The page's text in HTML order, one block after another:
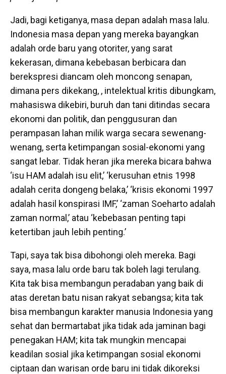
Jadi, bagi ketiganya, masa depan adalah masa lalu.
Indonesia masa depan yang mereka bayangkan
adalah orde baru yang otoriter, yang sarat
kekerasan, dimana kebebasan berbicara dan
berekspresi diancam oleh moncong senapan,
dimana pers dikekang, , intelektual kritis dibungkam,
mahasiswa dikebiri, buruh dan tani ditindas secara
ekonomi dan politik, dan penggusuran dan
perampasan lahan milik warga secara sewenang-
wenang, serta ketimpangan sosial-ekonomi yang
sangat lebar. Tidak heran jika mereka bicara bahwa
‘isu HAM adalah isu elit,’ ‘kerusuhan etnis 1998
adalah cerita dongeng belaka,’ ‘krisis ekonomi 1997
adalah hasil konspirasi IMF,’ ‘zaman Soeharto adalah
zaman normal,’ atau ‘kebebasan penting tapi
ketertiban jauh lebih penting.’
Tapi, saya tak bisa dibohongi oleh mereka. Bagi
saya, masa lalu orde baru tak boleh lagi terulang.
Kita tak bisa membangun peradaban yang baik di
atas deretan batu nisan rakyat sebangsa; kita tak
bisa membangun karakter manusia Indonesia yang
sehat dan bermartabat jika tidak ada jaminan bagi
penegakan HAM; kita tak mungkin mencapai
keadilan sosial jika ketimpangan sosial ekonomi
ciptaan dan warisan orde baru ini tidak dikoreksi